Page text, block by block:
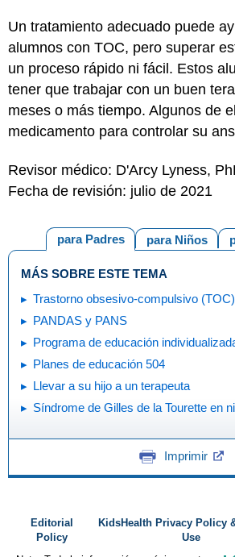
Un tratamiento adecuado puede
alumnos con TOC, pero superar
un proceso rápido ni fácil. Estos
tener que trabajar con un buen
meses o más tiempo. Algunos de
medicamento para controlar su
Revisor médico: D'Arcy Lyness,
Fecha de revisión: julio de 2021
para Niños
para Padres
MÁS SOBRE ESTE TEMA
Trastorno obsesivo-compulsivo (TOC)
PANDAS y PANS
Programa de educación
Planes de educación 504
Llevar a su hijo a un terapeuta
Síndrome de Gilles de la Tourette en
Imprimir
Editorial
Policy
KidsHealth Privacy Policy
Use